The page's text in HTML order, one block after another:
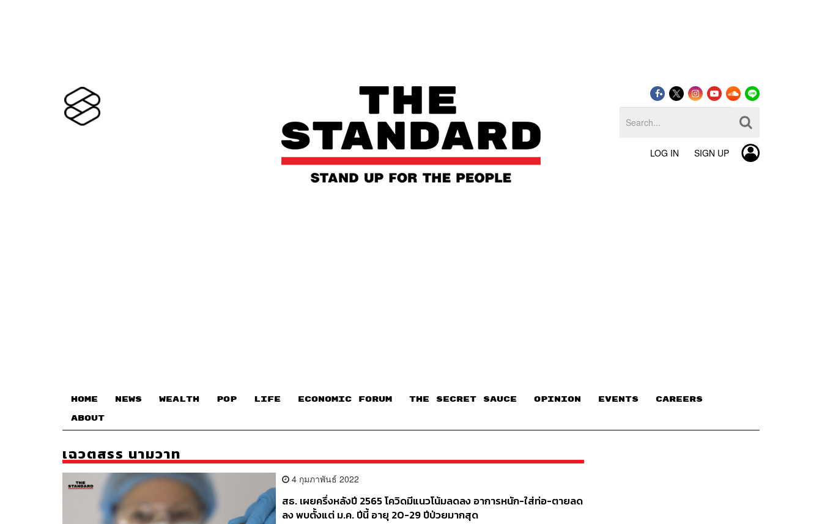
LOG IN SIGN UP
HOME NEWS WEALTH POP LIFE ECONOMIC FORUM THE SECRET SAUCE​ OPINION EVENTS CAREERS
ABOUT
เฉวตสรร นามวาท
4 กุมภาพันธ์ 2022
สธ. เผยครึ่งหลังปี 2565 โควิดมีแนวโน้มลดลง อาการหนัก-ใส่ท่อ-ตายลด
ลง พบตั้งแต่ ม.ค. ปีนี้ อายุ 20-29 ปีป่วยมากสุด